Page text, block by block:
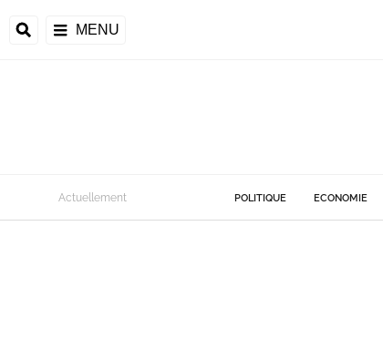
MENU
Actuellement POLITIQUE ECONOMIE